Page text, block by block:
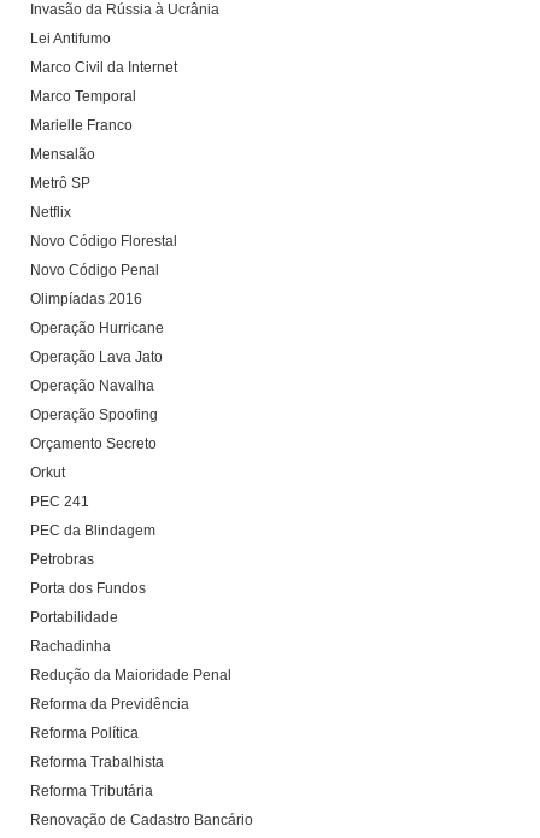
Invasão da Rússia à Ucrânia
Lei Antifumo
Marco Civil da Internet
Marco Temporal
Marielle Franco
Mensalão
Metrô SP
Netflix
Novo Código Florestal
Novo Código Penal
Olimpíadas 2016
Operação Hurricane
Operação Lava Jato
Operação Navalha
Operação Spoofing
Orçamento Secreto
Orkut
PEC 241
PEC da Blindagem
Petrobras
Porta dos Fundos
Portabilidade
Rachadinha
Redução da Maioridade Penal
Reforma da Previdência
Reforma Política
Reforma Trabalhista
Reforma Tributária
Renovação de Cadastro Bancário